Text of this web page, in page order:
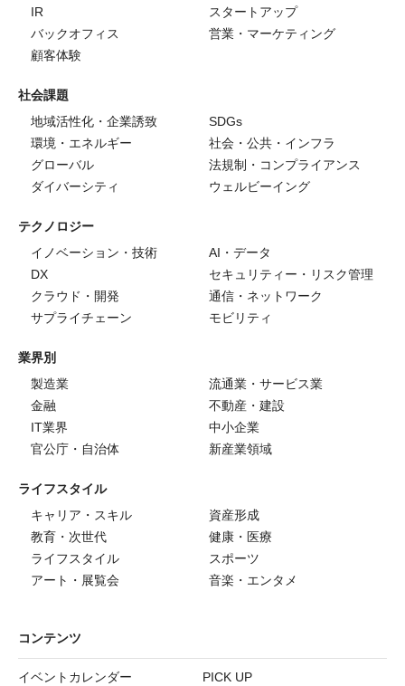
IR
スタートアップ
バックオフィス
営業・マーケティング
顧客体験
社会課題
地域活性化・企業誘致
SDGs
環境・エネルギー
社会・公共・インフラ
グローバル
法規制・コンプライアンス
ダイバーシティ
ウェルビーイング
テクノロジー
イノベーション・技術
AI・データ
DX
セキュリティー・リスク管理
クラウド・開発
通信・ネットワーク
サプライチェーン
モビリティ
業界別
製造業
流通業・サービス業
金融
不動産・建設
IT業界
中小企業
官公庁・自治体
新産業領域
ライフスタイル
キャリア・スキル
資産形成
教育・次世代
健康・医療
ライフスタイル
スポーツ
アート・展覧会
音楽・エンタメ
コンテンツ
イベントカレンダー
PICK UP